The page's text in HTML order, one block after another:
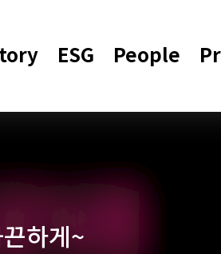
ESG People
하게~